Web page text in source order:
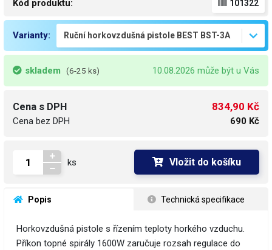
Kód produktu: 101322
Varianty:
skladem (6-25 ks) 10.08.2026 může být u Vás
Cena s DPH
Cena bez DPH
834,90 Kč
690 Kč
ks Vložit do košíku
Popis Technická specifikace
Horkovzdušná pistole s řízením teploty horkého vzduchu.
Příkon topné spirály 1600W zaručuje rozsah regulace do